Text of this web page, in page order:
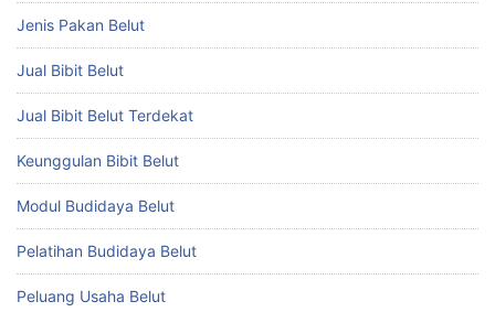
Jenis Pakan Belut
Jual Bibit Belut
Jual Bibit Belut Terdekat
Keunggulan Bibit Belut
Modul Budidaya Belut
Pelatihan Budidaya Belut
Peluang Usaha Belut